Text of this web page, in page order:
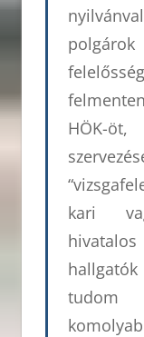
HÖK-
kari
hivatalos
tudom